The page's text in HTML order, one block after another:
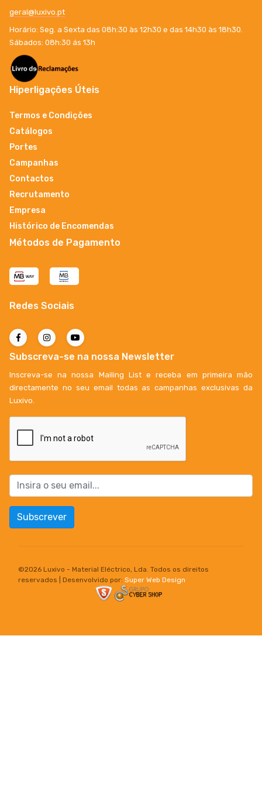
geral@luxivo.pt
Horário: Seg. a Sexta das 08h:30 às 12h30 e das 14h30 às 18h30.
Sábados: 08h:30 ás 13h
Hiperligações Úteis
Termos e Condições
Catálogos
Portes
Campanhas
Contactos
Recrutamento
Empresa
Histórico de Encomendas
Métodos de Pagamento
Redes Sociais
Subscreva-se na nossa Newsletter
Inscreva-se na nossa Mailing List e receba em primeira mão
directamente no seu email todas as campanhas exclusivas da
Luxivo.
Subscrever
©2026 Luxivo - Material Eléctrico, Lda. Todos os direitos
reservados | Desenvolvido por: Super Web Design